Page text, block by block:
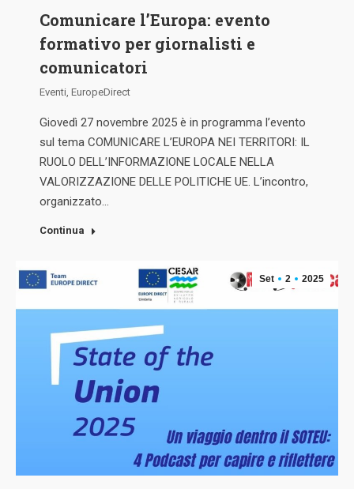
Comunicare l’Europa: evento
formativo per giornalisti e
comunicatori
Eventi, EuropeDirect
Giovedì 27 novembre 2025 è in programma l’evento
sul tema COMUNICARE L’EUROPA NEI TERRITORI: IL
RUOLO DELL’INFORMAZIONE LOCALE NELLA
VALORIZZAZIONE DELLE POLITICHE UE. L’incontro,
organizzato…
Continua
Set 2 2025